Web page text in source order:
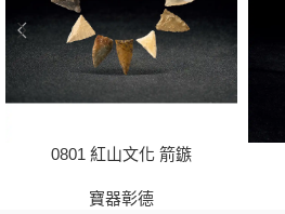
0801 紅山文化 箭鏃
寶器彰德